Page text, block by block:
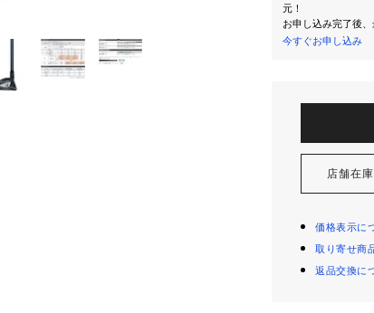
元！
お申し込み完了後
今すぐお申し込み
店舗在
価格表示に
取り寄せ商
返品交換に